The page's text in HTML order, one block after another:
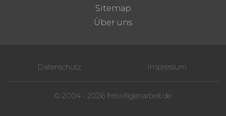
Sitemap
Über uns
Datenschutz Impressum
© 2004 - 2026 freiwilligenarbeit.de